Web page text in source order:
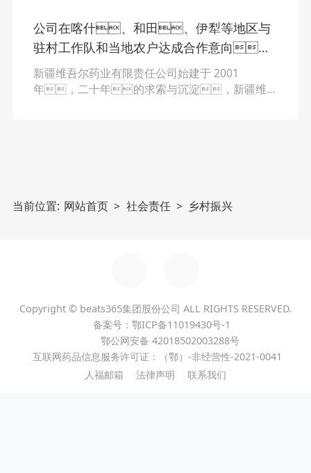
公司在喀什、和田、伊犁等地区与
驻村工作队和当地农户达成合作意向，
长期开展“精准扶贫,致富增收”的农企联
合项目
新疆维吾尔药业有限责任公司始建于 2001
年，二十年的求索与沉淀，新疆维药
当前位置: 网站首页 > 社会责任 > 乡村振兴
GROUP SUBSIDIARY
宜昌人福药业有限责任公司
湖北葛店人福药业有限责任公司
Copyright © beats365集团股份公司 ALL RIGHTS RESERVED.
备案号：鄂ICP备11019430号-1
鄂公网安备 42018502003288号
互联网药品信息服务许可证：（鄂）-非经营性-2021-0041
人福邮箱
法律声明 联系我们